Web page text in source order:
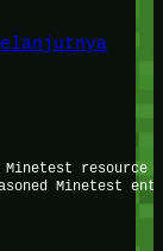
Minetest
Minetest